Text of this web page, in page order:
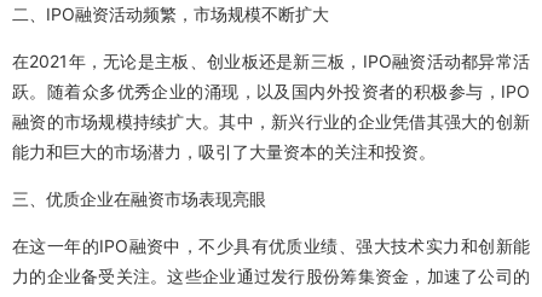
二、IPO融资活动频繁，市场规模不断扩大
在2021年，无论是主板、创业板还是新三板，IPO融资活动都异常活
跃。随着众多优秀企业的涌现，以及国内外投资者的积极参与，IPO
融资的市场规模持续扩大。其中，新兴行业的企业凭借其强大的创新
能力和巨大的市场潜力，吸引了大量资本的关注和投资。
三、优质企业在融资市场表现亮眼
在这一年的IPO融资中，不少具有优质业绩、强大技术实力和创新能
力的企业备受关注。这些企业通过发行股份筹集资金，加速了公司的